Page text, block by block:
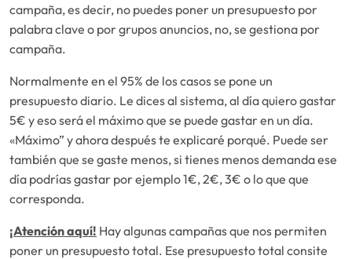
campaña, es decir, no puedes poner un presupuesto por
palabra clave o por grupos anuncios, no, se gestiona por
campaña.
Normalmente en el 95% de los casos se pone un
presupuesto diario. Le dices al sistema, al día quiero gastar
5€ y eso será el máximo que se puede gastar en un día.
«Máximo” y ahora después te explicaré porqué. Puede ser
también que se gaste menos, si tienes menos demanda ese
día podrías gastar por ejemplo 1€, 2€, 3€ o lo que que
corresponda.
¡Atención aquí! Hay algunas campañas que nos permiten
poner un presupuesto total. Ese presupuesto total consite